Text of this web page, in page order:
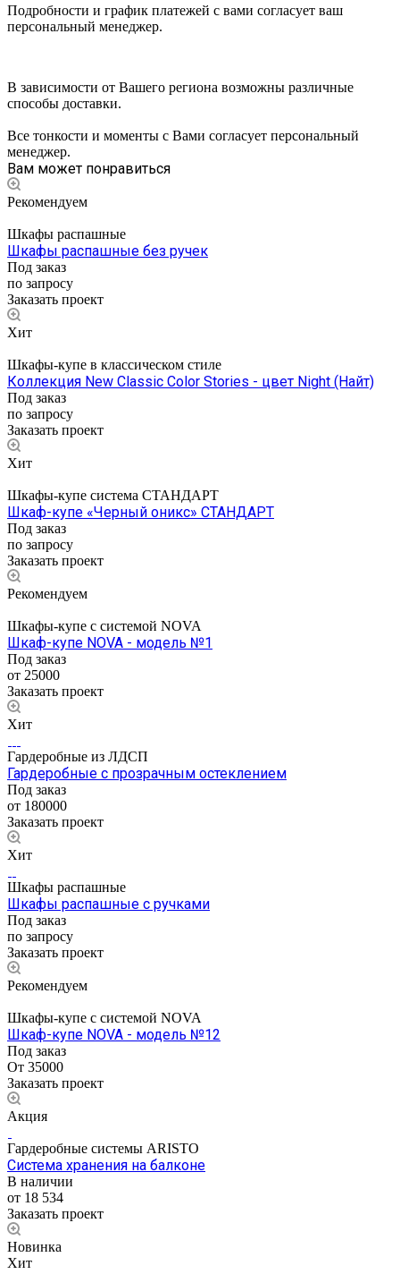
Подробности и график платежей с вами согласует ваш
персональный менеджер.
В зависимости от Вашего региона возможны различные
способы доставки.
Все тонкости и моменты с Вами согласует персональный
менеджер.
Вам может понравиться
Рекомендуем
Шкафы распашные
Шкафы распашные без ручек
Под заказ
по запросу
Заказать проект
Хит
Шкафы-купе в классическом стиле
Коллекция New Classic Color Stories - цвет Night (Найт)
Под заказ
по запросу
Заказать проект
Хит
Шкафы-купе система СТАНДАРТ
Шкаф-купе «Черный оникс» СТАНДАРТ
Под заказ
по запросу
Заказать проект
Рекомендуем
Шкафы-купе с системой NOVA
Шкаф-купе NOVA - модель №1
Под заказ
от 25000
Заказать проект
Хит
Гардеробные из ЛДСП
Гардеробные с прозрачным остеклением
Под заказ
от 180000
Заказать проект
Хит
Шкафы распашные
Шкафы распашные с ручками
Под заказ
по запросу
Заказать проект
Рекомендуем
Шкафы-купе с системой NOVA
Шкаф-купе NOVA - модель №12
Под заказ
От 35000
Заказать проект
Акция
Гардеробные системы ARISTO
Система хранения на балконе
В наличии
от 18 534
Заказать проект
Новинка
Хит